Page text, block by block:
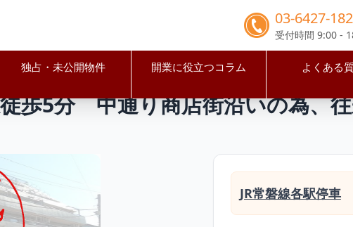
03-6427-
受付時間 9:00 -
独占・未公開物件 開業に役立つコラム よくある
葛飾区 亀有駅 【葛飾区】亀有駅徒歩5分 中通り商店街沿いの為
歩5分 中通り商店街沿いの為、
JR常磐線各駅停車